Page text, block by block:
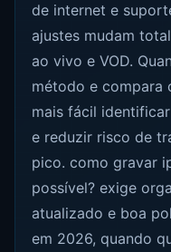
de internet e
ajustes mudam
ao vivo e VOD.
método e compara
mais fácil
e reduzir risco de
pico. como gravar
possível? exige
atualizado e boa
em 2026, quando